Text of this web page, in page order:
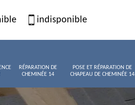
indisponible
RÉPARATION DE
CHEMINÉE 14
POSE ET RÉPARATION DE
CHAPEAU DE CHEMINÉE 14